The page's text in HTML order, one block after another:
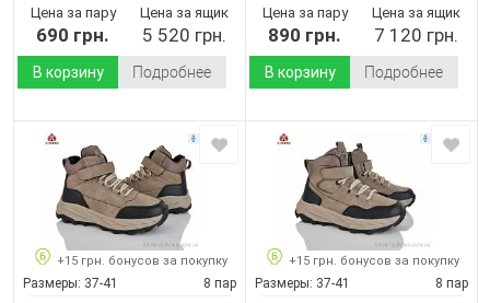
Цена за пару
690 грн.
Цена за ящик
5 520 грн.
В корзину Подробнее
Цена за пару
890 грн.
Цена за ящик
7 120 грн.
В корзину Подробнее
+15 грн. бонусов за покупку
Размеры: 37-41 8 пар
+15 грн. бонусов за покупку
Размеры: 37-41 8 пар